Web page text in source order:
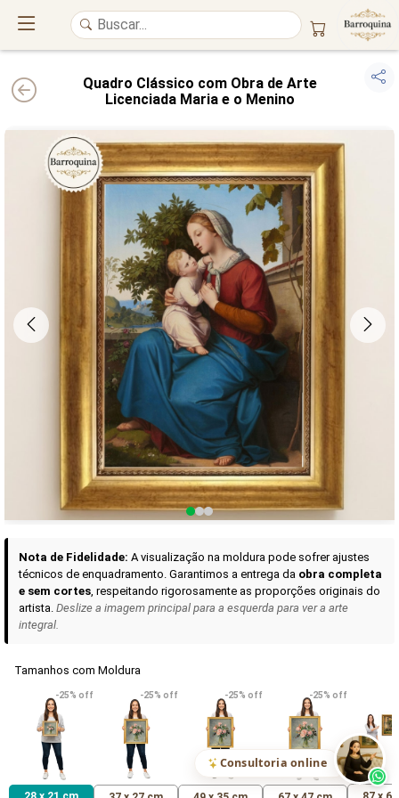
UM ATELIÊ 100% FINE ART
Trazemos a imponência das maiores obras de arte do mundo
alto padrão da sua casa. Nosso acervo reúne a genialidade de
pintores renomados, resgatandoartes reais e o requinte inconfundível
das obras do século XIX. Produção artesanal em Canvas 100% Algodão
molduras em
Madeira Maciçae impressão comPigmentação Mineral
QUALIDADE DE MUSEU GARANTIA ETERNA
Curadoria das Campanhas
A seleção de obras-primas apresentadas em nossos vídeos nas redes
sociais, reunidas aqui para sua apreciação.
VER DETALHES
Madona de Loreto
R$ 538,42
VER DETALHES
Narciso- caravaggio
R$ 365,92
VER
Maria
uma Rosa
R$ 365,92
Consultoria online
Quadro Clássico com Obra de Arte
Licenciada Maria e o Menino
Nota de Fidelidade: A visualização na moldura pode sofrer ajustes
técnicos de enquadramento. Garantimos a entrega da obra completa
e sem cortes, respeitando rigorosamente as proporções originais do
artista. Deslize a imagem principal para a esquerda para ver a arte
integral.
Tamanhos com Moldura
-25% off -25% off -25% off -25% off